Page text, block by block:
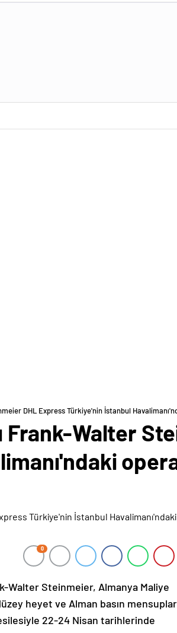
DHL Express Türkiye'nin İstanbul
Frank-Walter
0
Walter Steinmeier, Almanya Maliye
heyet ve Alman basın
22-24 Nisan tarihlerinde